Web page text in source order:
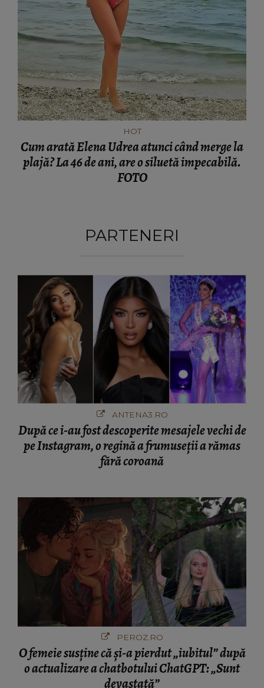
HOT
Cum arată Elena Udrea atunci când merge la
plajă? La 46 de ani, are o siluetă impecabilă.
FOTO
PARTENERI
ANTENA3.RO
După ce i-au fost descoperite mesajele vechi de
pe Instagram, o regină a frumuseții a rămas
fără coroană
PEROZ.RO
O femeie susține că și-a pierdut „iubitul” după
o actualizare a chatbotului ChatGPT: „Sunt
devastată”